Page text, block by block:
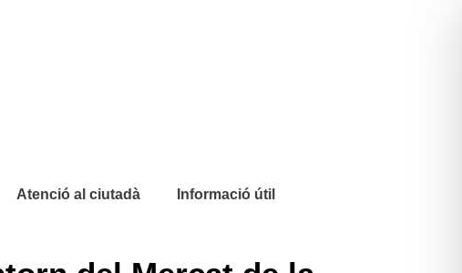
Atenció al ciutadà Informació útil